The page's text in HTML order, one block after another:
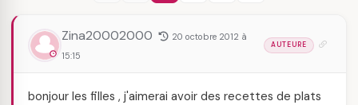
Zina20002000
20 octobre 2012 à
15:15
AUTEURE
bonjour les filles , j'aimerai avoir des recettes de plats